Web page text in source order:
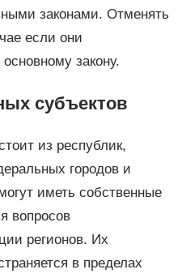
законами. Отменять
если они
закону.
субъектов
из республик,
городов и
иметь собственные
вопросов
регионов. Их
в пределах